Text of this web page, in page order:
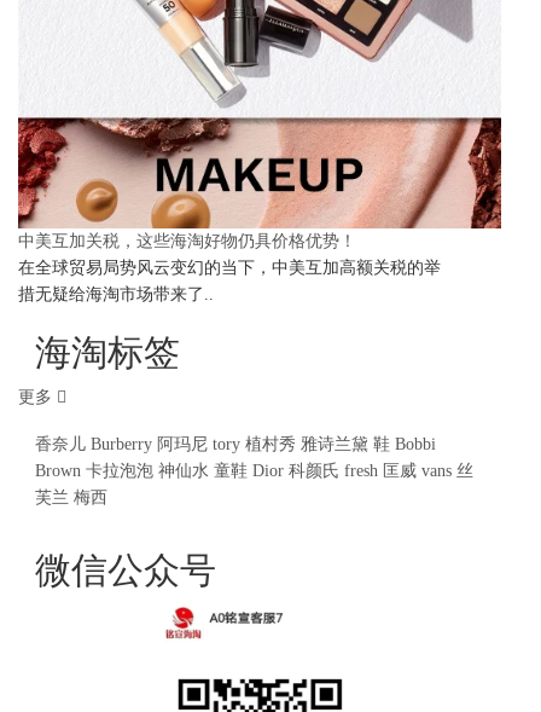
中美互加关税，这些海淘好物仍具价格优势！
在全球贸易局势风云变幻的当下，中美互加高额关税的举
措无疑给海淘市场带来了..
海淘标签
更多
香奈儿 Burberry 阿玛尼 tory 植村秀 雅诗兰黛 鞋 Bobbi
Brown 卡拉泡泡 神仙水 童鞋 Dior 科颜氏 fresh 匡威 vans 丝
芙兰 梅西
微信公众号